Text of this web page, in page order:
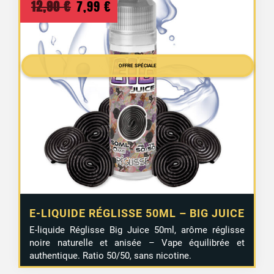
OFFRE SPÉCIALE
E-LIQUIDE RÉGLISSE 50ML – BIG JUICE
12,90€ Le
prix
initial
était :
12,90 €.
7,99 € Le
prix
actuel
est :
7,99 €.
E-liquide Réglisse Big Juice 50ml, arôme réglisse
noire naturelle et anisée – Vape équilibrée et
authentique. Ratio 50/50, sans nicotine.